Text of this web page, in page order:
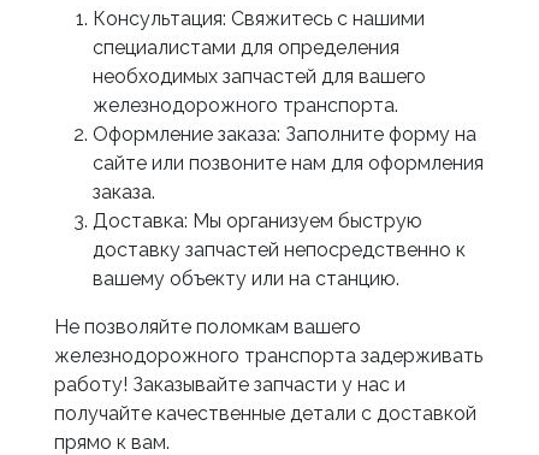
Консультация: Свяжитесь с нашими
специалистами для определения
необходимых запчастей для вашего
железнодорожного транспорта.
Оформление заказа: Заполните форму на
сайте или позвоните нам для оформления
заказа.
Доставка: Мы организуем быструю
доставку запчастей непосредственно к
вашему объекту или на станцию.
Не позволяйте поломкам вашего
железнодорожного транспорта задерживать
работу! Заказывайте запчасти у нас и
получайте качественные детали с доставкой
прямо к вам.